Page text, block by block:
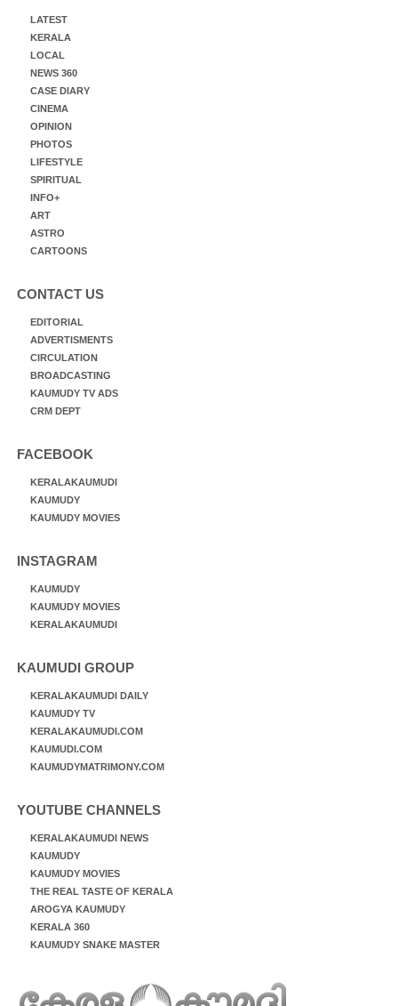
LATEST
KERALA
LOCAL
NEWS 360
CASE DIARY
CINEMA
OPINION
PHOTOS
LIFESTYLE
SPIRITUAL
INFO+
ART
ASTRO
CARTOONS
CONTACT US
EDITORIAL
ADVERTISMENTS
CIRCULATION
BROADCASTING
KAUMUDY TV ADS
CRM DEPT
FACEBOOK
KERALAKAUMUDI
KAUMUDY
KAUMUDY MOVIES
INSTAGRAM
KAUMUDY
KAUMUDY MOVIES
KERALAKAUMUDI
KAUMUDI GROUP
KERALAKAUMUDI DAILY
KAUMUDY TV
KERALAKAUMUDI.COM
KAUMUDI.COM
KAUMUDYMATRIMONY.COM
YOUTUBE CHANNELS
KERALAKAUMUDI NEWS
KAUMUDY
KAUMUDY MOVIES
THE REAL TASTE OF KERALA
AROGYA KAUMUDY
KERALA 360
KAUMUDY SNAKE MASTER